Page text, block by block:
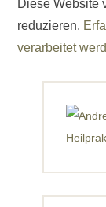
Diese Website
reduzieren.
verarbeitet